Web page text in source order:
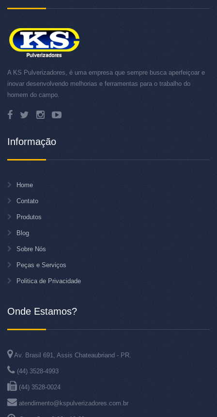
A KS Pulverizadores, é uma empresa que sempre busca aperfeiçoar e
inovar desenvolvendo melhorias e ferramentas para o trabalho do
homem do campo.
Informação
Home
Contato
Produtos
Blog
Sobre Nós
Peças e Serviços
Politica de Privacidade
Onde Estamos?
Av. Brasil 691, Assis Chateaubriand - PR.
(44) 3528-4993
(44) 3528-0024
atendimento@kspulverizadores.com.br